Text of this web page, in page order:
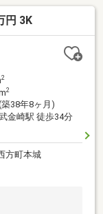
タディコーナ
ルに合わせて使
距離感 「気配は
間を大切にでき
円 3K
2
2
38年8ヶ月)
金崎駅 徒歩34分
方町本城